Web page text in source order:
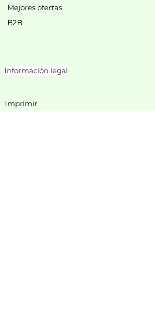
Mejores ofertas
B2B
Información legal
Imprimir